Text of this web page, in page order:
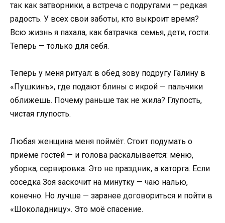
так как затворники, а встреча с подругами — редкая
радость. У всех свои заботы, кто выкроит время?
Всю жизнь я пахала, как батрачка: семья, дети, гости.
Теперь — только для себя.
Теперь у меня ритуал: в обед зову подругу Галину в
«Пушкинъ», где подают блины с икрой — пальчики
оближешь. Почему раньше так не жила? Глупость,
чистая глупость.
Любая женщина меня поймёт. Стоит подумать о
приёме гостей — и голова раскалывается: меню,
уборка, сервировка. Это не праздник, а каторга. Если
соседка Зоя заскочит на минутку — чаю налью,
конечно. Но лучше — заранее договориться и пойти в
«Шоколадницу». Это моё спасение.